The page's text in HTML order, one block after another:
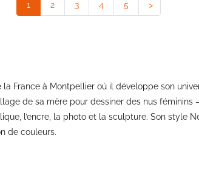
1 (current)
2 3 4 5 >
France à Montpellier où il développe son
de sa mère pour dessiner des nus
l’encre, la photo et la sculpture. Son style
de couleurs.